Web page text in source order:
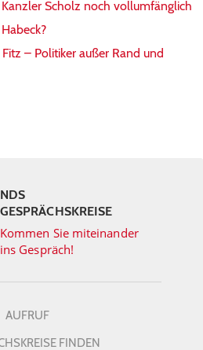
Scholz noch vollumfänglich
Fitz – Politiker außer Rand und
NDS
GESPRÄCHSKREISE
Kommen Sie miteinander
ins Gespräch!
AUFRUF
FINDEN